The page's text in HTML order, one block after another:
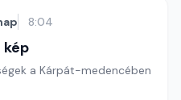
8:04
a Kárpát-medencében